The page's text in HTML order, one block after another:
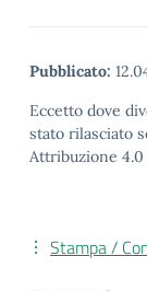
Pubblicato:
Eccetto dove
stato rilasciato
Attribuzione 4.0
Stampa /